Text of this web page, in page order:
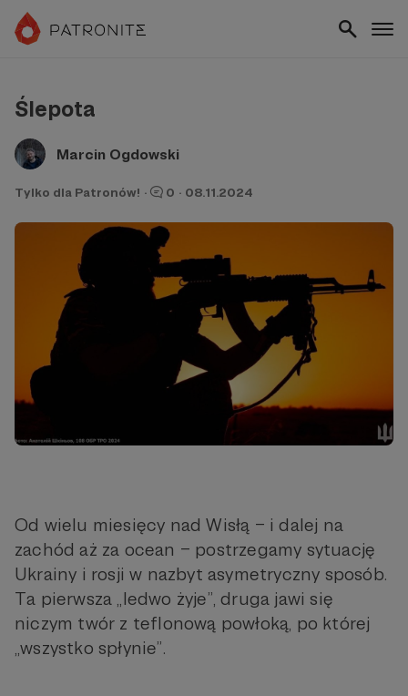
Ślepota
Marcin Ogdowski
Tylko dla Patronów! · 0 · 08.11.2024
Od wielu miesięcy nad Wisłą – i dalej na
zachód aż za ocean – postrzegamy sytuację
Ukrainy i rosji w nazbyt asymetryczny sposób.
Ta pierwsza „ledwo żyje”, druga jawi się
niczym twór z teflonową powłoką, po której
„wszystko spłynie”.